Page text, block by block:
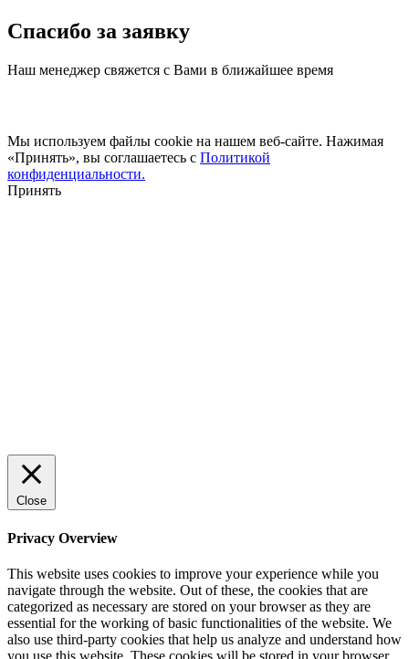
Спасибо за заявку
Наш менеджер свяжется с Вами в ближайшее время
Мы используем файлы cookie на нашем веб-сайте. Нажимая
«Принять», вы соглашаетесь с Политикой
конфиденциальности.
Принять
Close
Privacy Overview
This website uses cookies to improve your experience while you
navigate through the website. Out of these, the cookies that are
categorized as necessary are stored on your browser as they are
essential for the working of basic functionalities of the website. We
also use third-party cookies that help us analyze and understand how
you use this website. These cookies will be stored in your browser